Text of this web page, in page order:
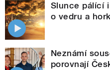
Slunce pálící
o vedru a
Neznámí
porovnají